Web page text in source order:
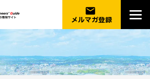
email
メルマガ登録